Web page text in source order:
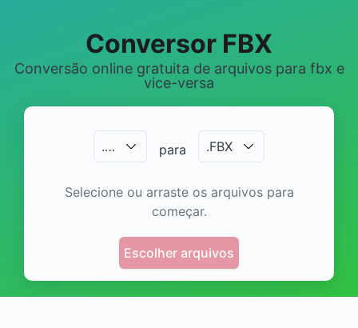
Conversor FBX
Conversão online gratuita de arquivos para fbx e
vice-versa
.… para .FBX
Selecione ou arraste os arquivos para
começar.
Escolher arquivos